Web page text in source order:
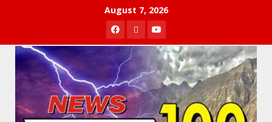
August 7, 2026
Facebook
TwitterYoutube